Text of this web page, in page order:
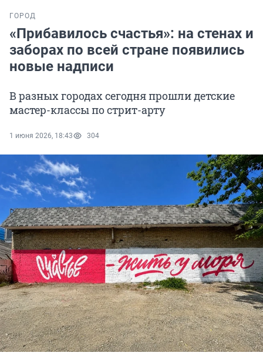
ГОРОД
«Прибавилось счастья»: на стенах и
заборах по всей стране появились
новые надписи
В разных городах сегодня прошли детские
мастер-классы по стрит-арту
1 июня 2026, 18:43 304